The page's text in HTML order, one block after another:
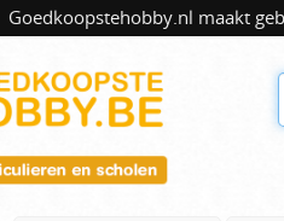
Goedkoopstehobby.nl maakt